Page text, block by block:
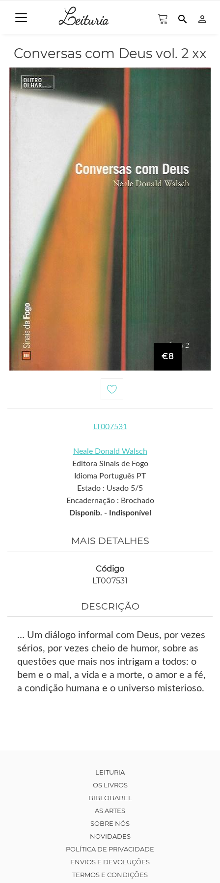
search person_outline
Conversas com Deus vol. 2 xx
€8
LT007531
Neale Donald Walsch
Editora Sinais de Fogo
Idioma Português PT
Estado : Usado 5/5
Encadernação : Brochado
Disponib. -
Indisponível
MAIS DETALHES
Código
LT007531
DESCRIÇÃO
… Um diálogo informal com Deus, por vezes
sérios, por vezes cheio de humor, sobre as
questões que mais nos intrigam a todos: o
bem e o mal, a vida e a morte, o amor e a fé,
a condição humana e o universo misterioso.
LEITURIA
OS LIVROS
BIBLOBABEL
AS ARTES
SOBRE NÓS
NOVIDADES
POLÍTICA DE PRIVACIDADE
ENVIOS E DEVOLUÇÕES
TERMOS E CONDIÇÕES